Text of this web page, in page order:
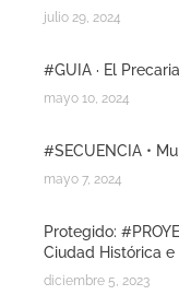
julio 29, 2024
#GUIA · El
mayo 10, 2024
#SECUENCIA •
mayo 7, 2024
Protegido:
Ciudad Histórica
diciembre 5, 2023